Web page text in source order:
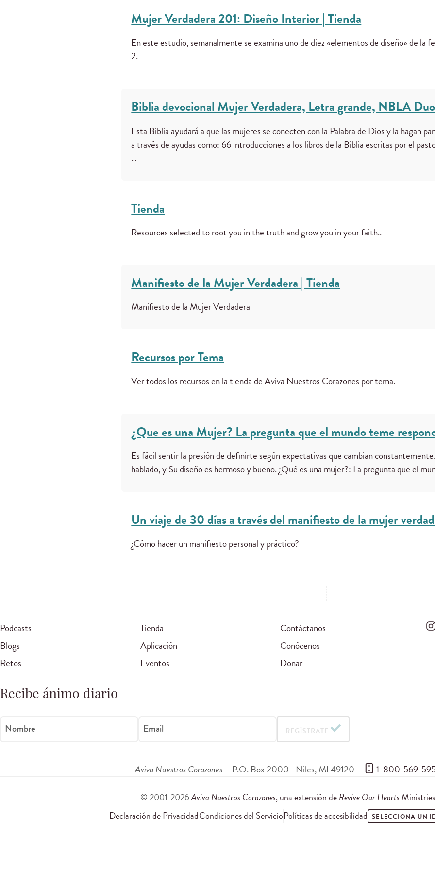
Mujer Verdadera 201: Diseño Interior | Tienda
En este estudio, semanalmente se examina uno de diez «elementos de diseño» de la
2.
Biblia devocional Mujer Verdadera, Letra grande, NBLA
Esta Biblia ayudará a que las mujeres se conecten con la Palabra de Dios y la hagan
a través de ayudas como: 66 introducciones a los libros de la Biblia escritas por el
…
Tienda
Resources selected to root you in the truth and grow you in your faith..
Manifiesto de la Mujer Verdadera | Tienda
Manifiesto de la Mujer Verdadera
Recursos por Tema
Ver todos los recursos en la tienda de Aviva Nuestros Corazones por tema.
¿Que es una Mujer? La pregunta que el mundo teme
Es fácil sentir la presión de definirte según expectativas que cambian
hablado, y Su diseño es hermoso y bueno. ¿Qué es una mujer?: La pregunta que el
Un viaje de 30 días a través del manifiesto de la mujer
¿Cómo hacer un manifiesto personal y práctico?
Podcasts
Blogs
Retos
Tienda
Aplicación
Eventos
Contáctanos
Conócenos
Donar
Recibe ánimo diario
Nombre Email REGÍSTRATE
Aviva Nuestros Corazones P.O. Box 2000 Niles,MI49120 1-800-569-
© 2001-2026Aviva Nuestros Corazones, una extensión deRevive Our Hearts Ministries
Declaración de PrivacidadCondiciones del ServicioPolíticas de accesibilidad SELECCIONA UN